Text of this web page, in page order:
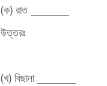
(ক) রাত ________
উত্তরঃ
(খ) বিছানা ________